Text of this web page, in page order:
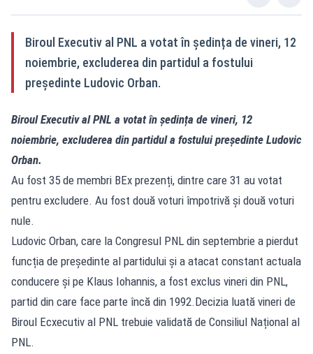
Biroul Executiv al PNL a votat în ședința de vineri, 12
noiembrie, excluderea din partidul a fostului
președinte Ludovic Orban.
Biroul Executiv al PNL a votat în ședința de vineri, 12
noiembrie, excluderea din partidul a fostului președinte Ludovic
Orban.
Au fost 35 de membri BEx prezenți, dintre care 31 au votat
pentru excludere. Au fost două voturi împotrivă și două voturi
nule.
Ludovic Orban, care la Congresul PNL din septembrie a pierdut
funcția de președinte al partidului și a atacat constant actuala
conducere și pe Klaus Iohannis, a fost exclus vineri din PNL,
partid din care face parte încă din 1992.Decizia luată vineri de
Biroul Ecxecutiv al PNL trebuie validată de Consiliul Național al
PNL.